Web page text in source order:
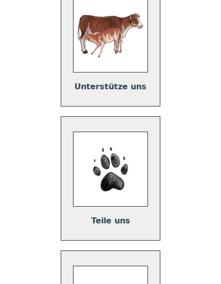
Unterstütze uns
Teile uns